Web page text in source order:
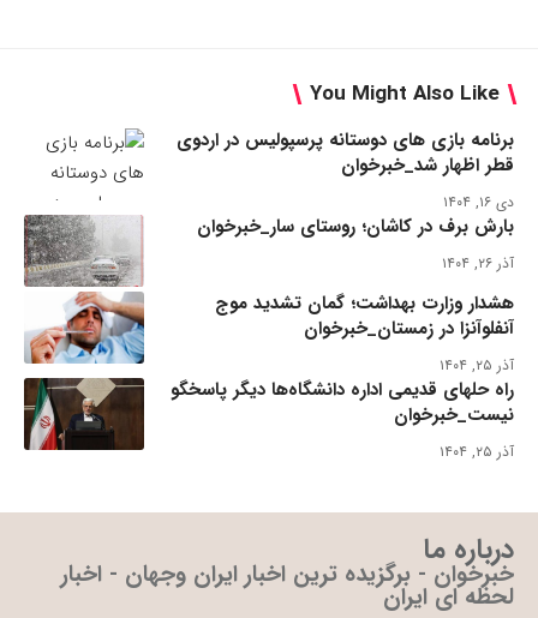
You Might Also Like
برنامه بازی های دوستانه پرسپولیس در اردوی
قطر اظهار شد_خبرخوان
دی ۱۶, ۱۴۰۴
بارش برف در کاشان؛ روستای سار_خبرخوان
آذر ۲۶, ۱۴۰۴
هشدار وزارت بهداشت؛ گمان تشدید موج
آنفلوآنزا در زمستان_خبرخوان
آذر ۲۵, ۱۴۰۴
راه حلهای قدیمی اداره دانشگاه‌ها دیگر پاسخگو
نیست_خبرخوان
آذر ۲۵, ۱۴۰۴
درباره ما
خبرخوان - برگزیده ترین اخبار ایران وجهان - اخبار
لحظه ای ایران